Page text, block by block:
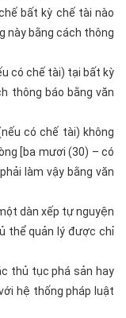
bất kỳ chế tài nào
này bằng cách thông
có chế tài) tại bất kỳ
thông báo bằng văn
có chế tài) không
[ba mươi (30) – có
làm vậy bằng văn
dàn xếp tự nguyện
thể quản lý được chỉ
thủ tục phá sản hay
hệ thống pháp luật